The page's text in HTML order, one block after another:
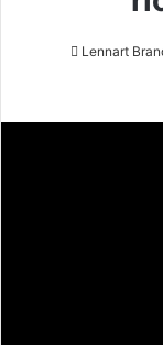
Lennart